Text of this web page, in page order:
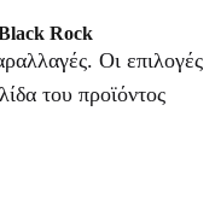
Rock
Οι επιλογές
του προϊόντος